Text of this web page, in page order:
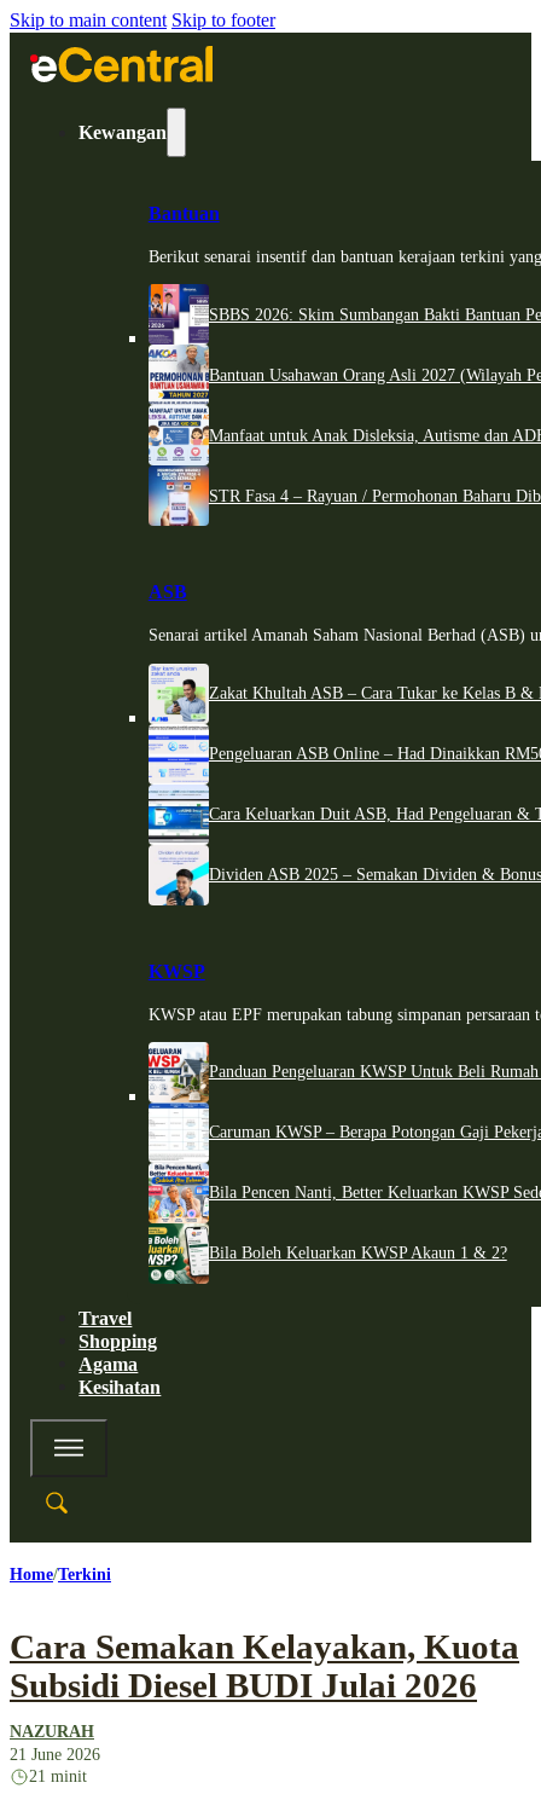
Skip to main content Skip to footer
Kewangan
Bantuan
Berikut senarai insentif dan bantuan kerajaan terkini
SBBS 2026: Skim Sumbangan Bakti Bantuan
Bantuan Usahawan Orang Asli 2027 (Wilayah
Manfaat untuk Anak Disleksia, Autisme dan
STR Fasa 4 – Rayuan / Permohonan Baharu
ASB
Senarai artikel Amanah Saham Nasional Berhad (ASB)
Zakat Khultah ASB – Cara Tukar ke Kelas B &
Pengeluaran ASB Online – Had Dinaikkan
Cara Keluarkan Duit ASB, Had Pengeluaran &
Dividen ASB 2025 – Semakan Dividen &
KWSP
KWSP atau EPF merupakan tabung simpanan persaraan
Panduan Pengeluaran KWSP Untuk Beli
Caruman KWSP – Berapa Potongan Gaji
Bila Pencen Nanti, Better Keluarkan KWSP
Bila Boleh Keluarkan KWSP Akaun 1 & 2?
Travel
Shopping
Agama
Kesihatan
Home Terkini
Cara Semakan Kelayakan, Kuota
Subsidi Diesel BUDI Julai 2026
NAZURAH
21 June 2026
21 minit